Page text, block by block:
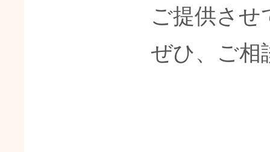
ご提供させ
ぜひ、ご相